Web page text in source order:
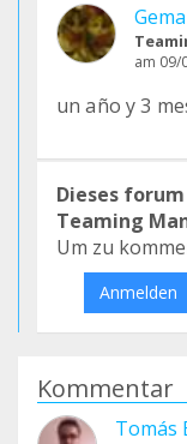
am 09/
un año y 3
Dieses
Teaming
Um zu
Anmelden
Kommentar
Tomás